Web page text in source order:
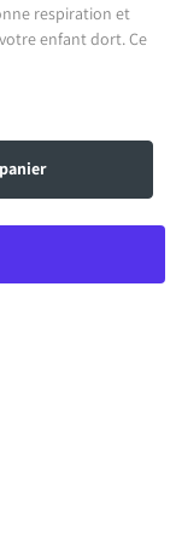
respiration et
enfant dort. Ce